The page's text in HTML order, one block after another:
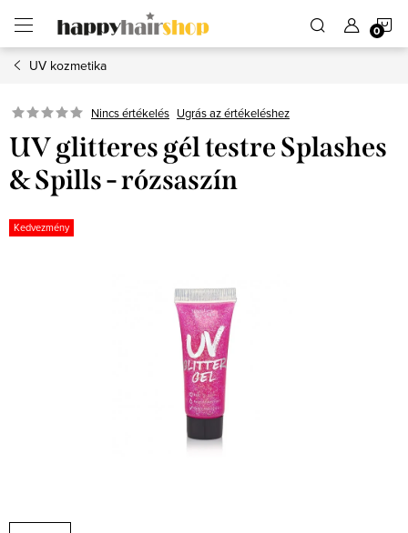
fő
tartalomhozUV kozmetika
Nincs értékelés Ugrás az értékeléshez
UV glitteres gél testre Splashes
& Spills - rózsaszín
Kedvezmény